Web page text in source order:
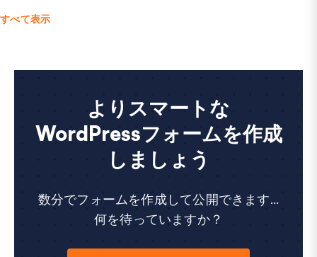
すべて表示
よりスマートな
WordPressフォームを作成
しましょう
数分でフォームを作成して公開できます...
何を待っていますか？